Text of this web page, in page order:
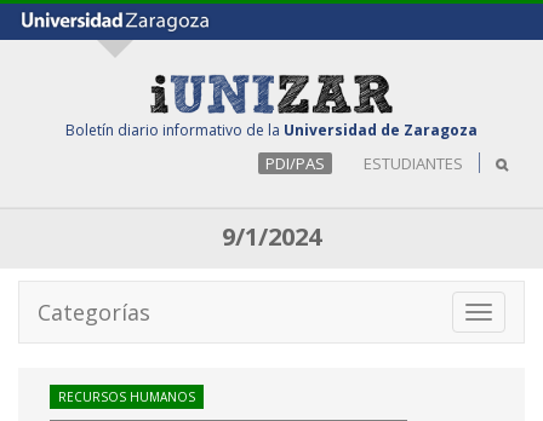
Boletín diario informativo de la Universidad de Zaragoza
PDI/PAS ESTUDIANTES
9/1/2024
Toggle
Categorías
RECURSOS HUMANOS